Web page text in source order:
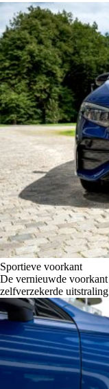
Sportieve voorkant
De vernieuwde voorkant
zelfverzekerde